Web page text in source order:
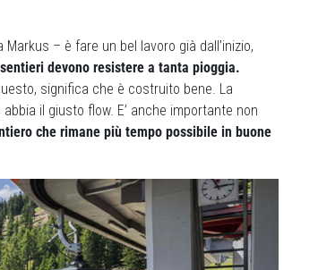
– è fare un bel lavoro già dall’inizio,
devono resistere a tanta pioggia.
significa che è costruito bene. La
il giusto flow. E’ anche importante non
che rimane più tempo possibile in buone